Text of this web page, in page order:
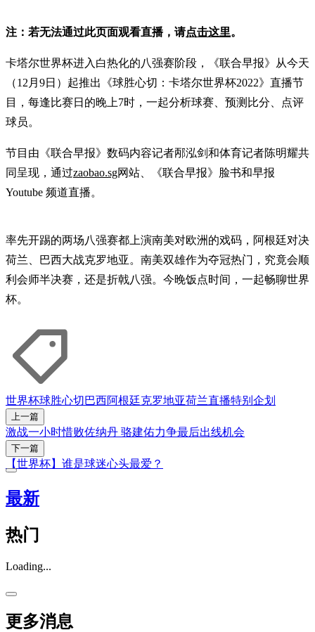
注：若无法通过此页面观看直播，请点击这里。
卡塔尔世界杯进入白热化的八强赛阶段，《联合早报》从今天
（12月9日）起推出《球胜心切：卡塔尔世界杯2022》直播节
目，每逢比赛日的晚上7时，一起分析球赛、预测比分、点评
球员。
节目由《联合早报》数码内容记者邴泓剑和体育记者陈明耀共
同呈现，通过zaobao.sg网站、《联合早报》脸书和早报
Youtube 频道直播。
率先开踢的两场八强赛都上演南美对欧洲的戏码，阿根廷对决
荷兰、巴西大战克罗地亚。南美双雄作为夺冠热门，究竟会顺
利会师半决赛，还是折戟八强。今晚饭点时间，一起畅聊世界
杯。
世界杯球胜心切巴西阿根廷克罗地亚荷兰直播特别企划
上一篇
激战一小时惜败佐纳丹 骆建佑力争最后出线机会
下一篇
【世界杯】谁是球迷心头最爱？
最新
热门
Loading...
更多消息